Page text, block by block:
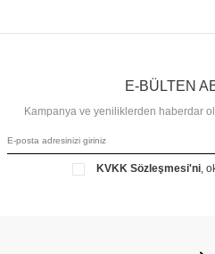
E-BÜLTEN
Kampanya ve yeniliklerden haberdar
KVKK Sözleşmesi'ni,